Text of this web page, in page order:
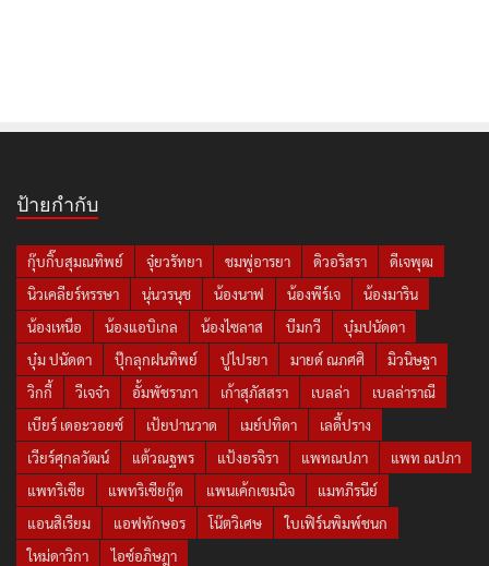
ป้ายกำกับ
กุ๊บกิ๊บสุมณทิพย์ จุ๋ยวรัทยา ชมพู่อารยา ดิวอริสรา
ดีเจพุฒ
นิวเคลียร์หรรษา
นุ่นวรนุช น้องนาฟ น้องพีร์เจ
น้องมาริน
น้องเหนือ
น้องแอบิเกล น้องไซลาส บีมกวี
บุ๋มปนัดดา
บุ๋ม ปนัดดา
ปุ๊กลุกฝนทิพย์ ปูไปรยา มายด์ ณภศศิ
มิวนิษฐา
วิกกี้
วีเจจ๋า อั้มพัชราภา เก้าสุภัสสรา เบลล่า
เบลล่าราณี
เบียร์ เดอะวอยซ์
เป้ยปานวาด เมย์ปทิดา
เลดี้ปราง
เวียร์ศุกลวัฒน์
แต้วณฐพร แป้งอรจิรา แพทณปภา
แพท ณปภา
แพทริเซีย
แพทริเซียกู๊ด แพนเค้กเขมนิจ
แมทภีรนีย์
แอนสิเรียม
แอฟทักษอร โน๊ตวิเศษ
ใบเฟิร์นพิมพ์ชนก
ใหม่ดาวิกา
ไอซ์อภิษฎา